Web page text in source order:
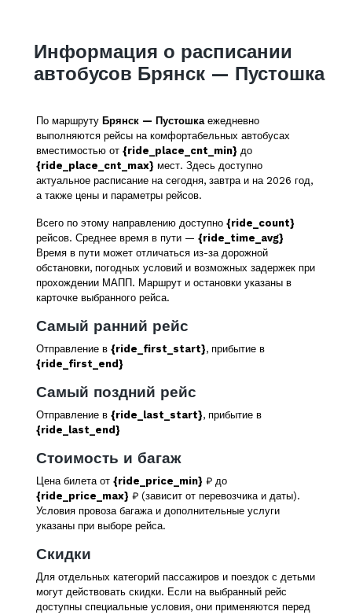
Информация о расписании
автобусов Брянск — Пустошка
По маршруту Брянск — Пустошкаежедневно
выполняются рейсы на комфортабельных автобусах
вместимостью от {ride_place_cnt_min} до
{ride_place_cnt_max} мест. Здесь доступно
актуальное расписание на сегодня, завтра и на 2026 год,
а также цены и параметры рейсов.
Всего по этому направлению доступно {ride_count}
рейсов. Среднее время в пути — {ride_time_avg}
Время в пути может отличаться из-за дорожной
обстановки, погодных условий и возможных задержек при
прохождении МАПП. Маршрут и остановки указаны в
карточке выбранного рейса.
Самый ранний рейс
Отправление в {ride_first_start}, прибытие в
{ride_first_end}
Самый поздний рейс
Отправление в {ride_last_start}, прибытие в
{ride_last_end}
Стоимость и багаж
Цена билета от {ride_price_min} ₽ до
{ride_price_max} ₽ (зависит от перевозчика и даты).
Условия провоза багажа и дополнительные услуги
указаны при выборе рейса.
Скидки
Для отдельных категорий пассажиров и поездок с детьми
могут действовать скидки. Если на выбранный рейс
доступны специальные условия, они применяются перед